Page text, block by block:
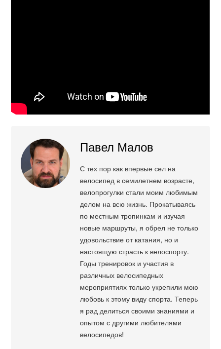
Павел Малов
С тех пор как впервые сел на
велосипед в семилетнем возрасте,
велопрогулки стали моим любимым
делом на всю жизнь. Прокатываясь
по местным тропинкам и изучая
новые маршруты, я обрел не только
удовольствие от катания, но и
настоящую страсть к велоспорту.
Годы тренировок и участия в
различных велосипедных
мероприятиях только укрепили мою
любовь к этому виду спорта. Теперь
я рад делиться своими знаниями и
опытом с другими любителями
велосипедов!